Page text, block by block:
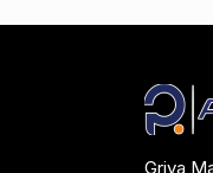
Griya